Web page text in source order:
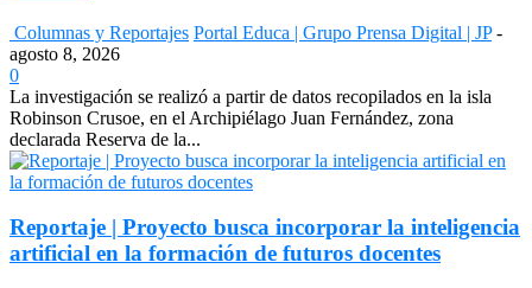
Columnas y Reportajes Portal Educa | Grupo Prensa Digital | JP -
agosto 8, 2026
0
La investigación se realizó a partir de datos recopilados en la isla
Robinson Crusoe, en el Archipiélago Juan Fernández, zona
declarada Reserva de la...
Reportaje | Proyecto busca incorporar la inteligencia
artificial en la formación de futuros docentes